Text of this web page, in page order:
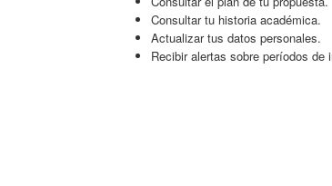
Consultar tu historia académica.
Actualizar tus datos personales.
Recibir alertas sobre períodos